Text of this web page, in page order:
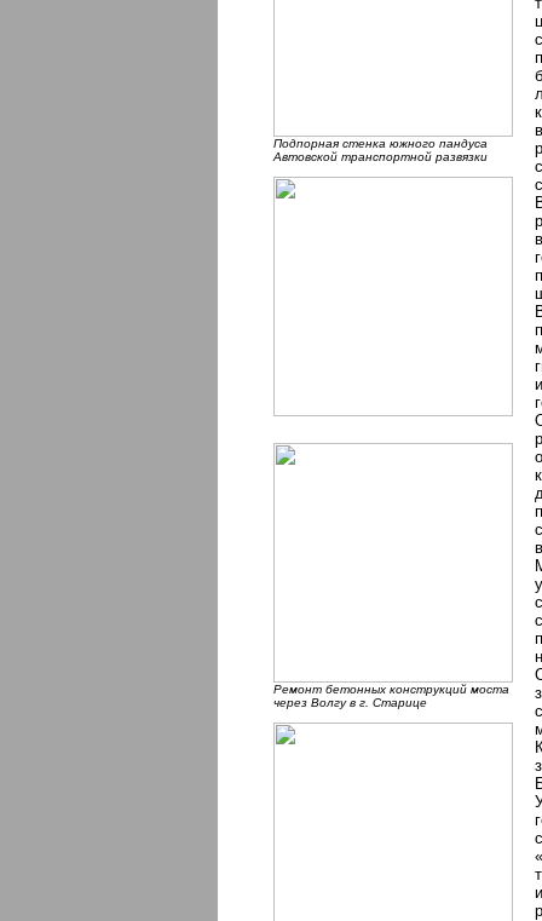
Подпорная стенка южного пандуса
Автовской транспортной развязки
Ремонт бетонных конструкций моста
через Волгу в г. Старице